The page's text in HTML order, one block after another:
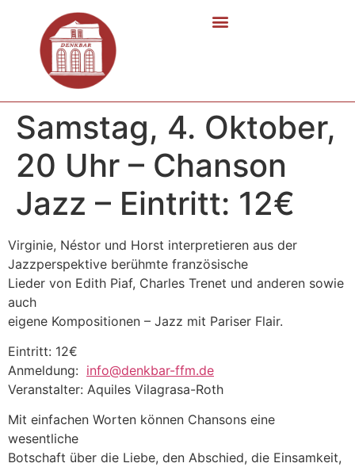
Samstag, 4. Oktober,
20 Uhr – Chanson
Jazz – Eintritt: 12€
Virginie, Néstor und Horst interpretieren aus der
Jazzperspektive berühmte französische
Lieder von Edith Piaf, Charles Trenet und anderen sowie
auch
eigene Kompositionen – Jazz mit Pariser Flair.
Eintritt: 12€
Anmeldung: info@denkbar-ffm.de
Veranstalter: Aquiles Vilagrasa-Roth
Mit einfachen Worten können Chansons eine
wesentliche
Botschaft über die Liebe, den Abschied, die Einsamkeit,